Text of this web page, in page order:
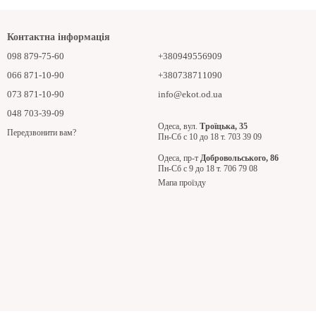
Контактна інформація
098 879-75-60
066 871-10-90
073 871-10-90
048 703-39-09
Передзвонити вам?
+380949556909
+380738711090
info@ekot.od.ua
Одеса, вул. Троїцька, 35
Пн-Сб с 10 до 18 т. 703 39 09
Одеса, пр-т Добровольського, 86
Пн-Сб с 9 до 18 т. 706 79 08
Мапа проїзду